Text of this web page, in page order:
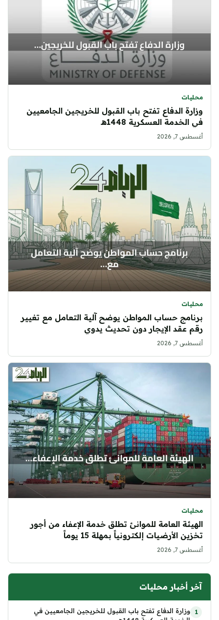
محليات
وزارة الدفاع تفتح باب القبول للخريجين الجامعيين
في الخدمة العسكرية 1448هـ
أغسطس 7, 2026
محليات
برنامج حساب المواطن يوضح آلية التعامل مع تغيير
رقم عقد الإيجار دون تحديث يدوي
أغسطس 7, 2026
محليات
الهيئة العامة للموانئ تطلق خدمة الإعفاء من أجور
تخزين الأرضيات إلكترونياً بمهلة 15 يوماً
أغسطس 7, 2026
آخر أخبار محليات
وزارة الدفاع تفتح باب القبول للخريجين الجامعيين في